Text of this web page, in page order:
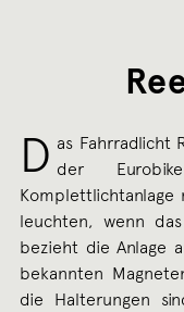
D as Fahrradlicht
der
leuchten, wenn
bezieht die Anlage
bekannten
die Halterungen